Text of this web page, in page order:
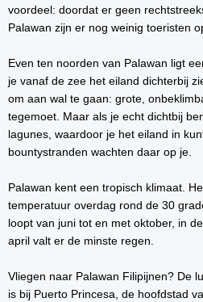
voordeel: doordat er geen
Palawan zijn er nog weinig toeristen
Even ten noorden van Palawan ligt
je vanaf de zee het eiland dichterbij
om aan wal te gaan: grote,
tegemoet. Maar als je echt dichtbij
lagunes, waardoor je het eiland in
bountystranden wachten daar op je.
Palawan kent een tropisch klimaat.
temperatuur overdag rond de 30
loopt van juni tot en met oktober, in
april valt er de minste regen.
Vliegen naar Palawan Filipijnen? De
is bij Puerto Princesa, de hoofdstad